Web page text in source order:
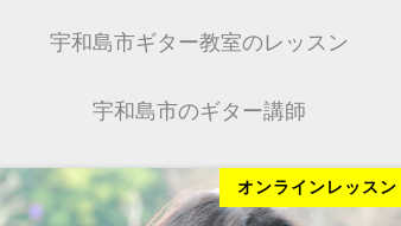
宇和島市ギター教室のレッスン
宇和島市のギター講師
オンラインレッスン